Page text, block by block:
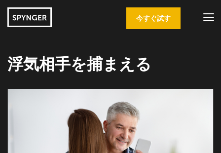
今すぐ試す
浮気相手を捕まえる